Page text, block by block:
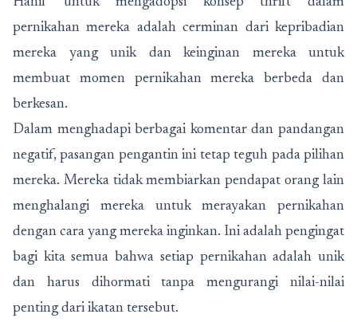
pernikahan mereka adalah cerminan dari kepribadian
mereka yang unik dan keinginan mereka untuk
membuat momen pernikahan mereka berbeda dan
berkesan.
Dalam menghadapi berbagai komentar dan pandangan
negatif, pasangan pengantin ini tetap teguh pada pilihan
mereka. Mereka tidak membiarkan pendapat orang lain
menghalangi mereka untuk merayakan pernikahan
dengan cara yang mereka inginkan. Ini adalah pengingat
bagi kita semua bahwa setiap pernikahan adalah unik
dan harus dihormati tanpa mengurangi nilai-nilai
penting dari ikatan tersebut.